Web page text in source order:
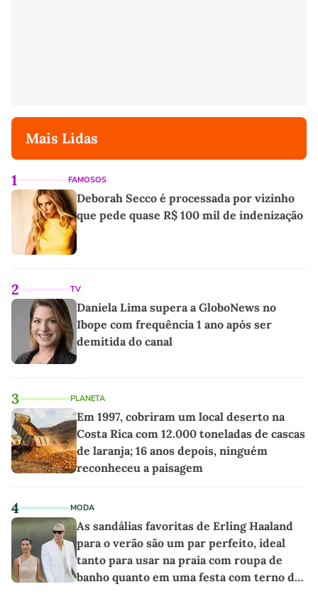
Mais Lidas
1 FAMOSOS
Deborah Secco é processada por vizinho
que pede quase R$ 100 mil de indenização
2 TV
Daniela Lima supera a GloboNews no
Ibope com frequência 1 ano após ser
demitida do canal
3 PLANETA
Em 1997, cobriram um local deserto na
Costa Rica com 12.000 toneladas de cascas
de laranja; 16 anos depois, ninguém
reconheceu a paisagem
4 MODA
As sandálias favoritas de Erling Haaland
para o verão são um par perfeito, ideal
tanto para usar na praia com roupa de
banho quanto em uma festa com terno de